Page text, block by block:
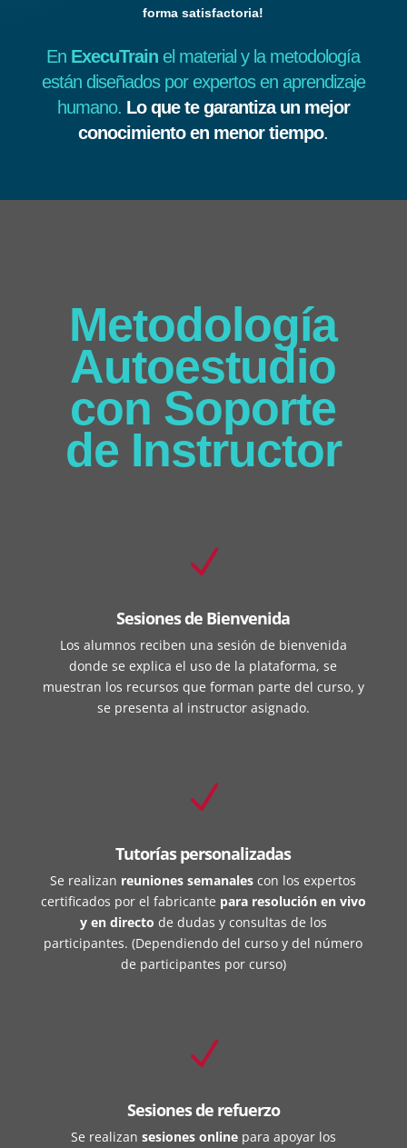
forma satisfactoria!
En ExecuTrain el material y la metodología
están diseñados por expertos en aprendizaje
humano. Lo que te garantiza un mejor
conocimiento en menor tiempo.
Metodología
Autoestudio
con Soporte
de Instructor
N
Sesiones de Bienvenida
Los alumnos reciben una sesión de bienvenida
donde se explica el uso de la plataforma, se
muestran los recursos que forman parte del curso, y
se presenta al instructor asignado.
N
Tutorías personalizadas
Se realizan reuniones semanales con los expertos
certificados por el fabricante para resolución en vivo
y en directo de dudas y consultas de los
participantes. (Dependiendo del curso y del número
de participantes por curso)
N
Sesiones de refuerzo
Se realizan sesiones onlinepara apoyar los